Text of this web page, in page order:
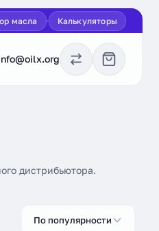
масла Калькуляторы
дистрибьютора.
По популярности